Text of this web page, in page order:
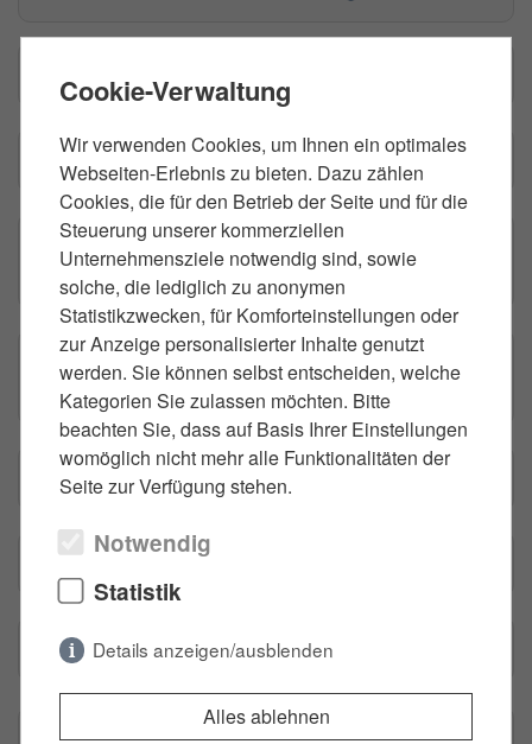
7. Wann ist eine Eigenbedarfskündigung zulässig?
8. Wie lange darf der Vermieter die Kaution
behalten?
9. Was tun bei fehlerhafter
Betriebskostenabrechnung?
10. Kann ich meine Wohnung untervermieten?
11. Wer zahlt Anwaltskosten bei Mietrecht?
12. Wann ist anwaltliche Hilfe sinnvoll?
Cookie-Verwaltung
Wir verwenden Cookies, um Ihnen ein optimales
Webseiten-Erlebnis zu bieten. Dazu zählen
Cookies, die für den Betrieb der Seite und für die
Steuerung unserer kommerziellen
Unternehmensziele notwendig sind, sowie
solche, die lediglich zu anonymen
Statistikzwecken, für Komforteinstellungen oder
zur Anzeige personalisierter Inhalte genutzt
werden. Sie können selbst entscheiden, welche
Kategorien Sie zulassen möchten. Bitte
beachten Sie, dass auf Basis Ihrer Einstellungen
womöglich nicht mehr alle Funktionalitäten der
Seite zur Verfügung stehen.
Notwendig
Statistik
Details anzeigen/ausblenden
Notwendig(2)
Alles ablehnen